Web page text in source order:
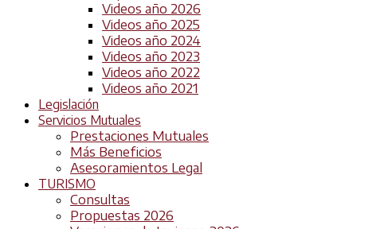
Videos año 2026
Videos año 2025
Videos año 2024
Videos año 2023
Videos año 2022
Videos año 2021
Legislación
Servicios Mutuales
Prestaciones Mutuales
Más Beneficios
Asesoramientos Legal
TURISMO
Consultas
Propuestas 2026